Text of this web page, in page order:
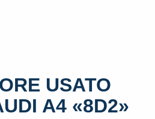
USATO
A4 «8D2»